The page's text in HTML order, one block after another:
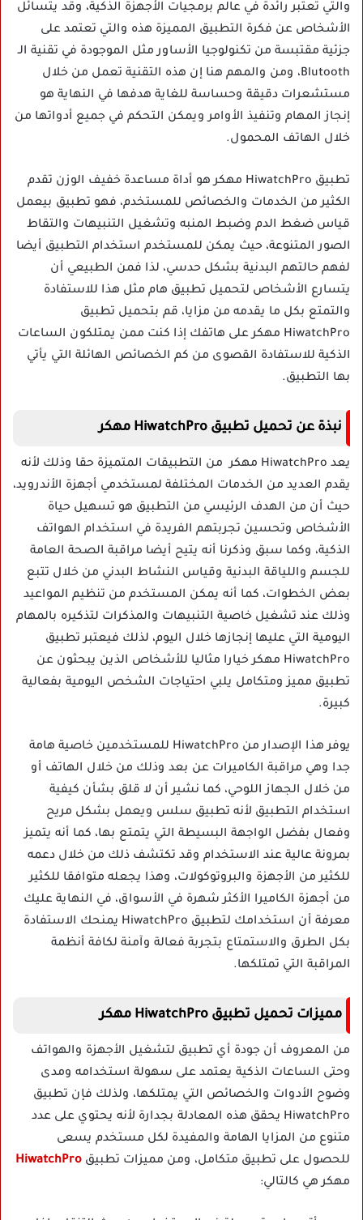
والتي تعتبر رائدة في عالم برمجيات الأجهزة الذكية، وقد يتسائل
الأشخاص عن فكرة التطبيق المميزة هذه والتي تعتمد على
جزئية مقتبسة من تكنولوجيا الأساور مثل الموجودة في تقنية الـ
Blutooth، ومن والمهم هنا إن هذه التقنية تعمل من خلال
مستشعرات دقيقة وحساسة للغاية هدفها في النهاية هو
إنجاز المهام وتنفيذ الأوامر ويمكن التحكم في جميع أدواتها من
خلال الهاتف المحمول.
تطبيق HiwatchPro مهكر هو أداة مساعدة خفيف الوزن تقدم
الكثير من الخدمات والخصائص للمستخدم، فهو تطبيق بيعمل
قياس ضغط الدم وضبط المنبه وتشغيل التنبيهات والتقاط
الصور المتنوعة، حيث يمكن للمستخدم استخدام التطبيق أيضا
لفهم حالتهم البدنية بشكل حدسي، لذا فمن الطبيعي أن
يتسارع الأشخاص لتحميل تطبيق هام مثل هذا للاستفادة
والتمتع بكل ما يقدمه من مزايا، قم بتحميل تطبيق
HiwatchPro مهكر على هاتفك إذا كنت ممن يمتلكون الساعات
الذكية للاستفادة القصوى من كم الخصائص الهائلة التي يأتي
بها التطبيق.
نبذة عن تحميل تطبيق HiwatchPro مهكر
يعد HiwatchPro مهكر من التطبيقات المتميزة حقا وذلك لأنه
يقدم العديد من الخدمات المختلفة لمستخدمي أجهزة الأندرويد،
حيث أن من الهدف الرئيسي من التطبيق هو تسهيل حياة
الأشخاص وتحسين تجربتهم الفريدة في استخدام الهواتف
الذكية، وكما سبق وذكرنا أنه يتيح أيضا مراقبة الصحة العامة
للجسم واللياقة البدنية وقياس النشاط البدني من خلال تتبع
بعض الخطوات، كما أنه يمكن المستخدم من تنظيم المواعيد
وذلك عند تشغيل خاصية التنبيهات والمذكرات لتذكيره بالمهام
اليومية التي عليها إنجازها خلال اليوم، لذلك فيعتبر تطبيق
HiwatchPro مهكر خيارا مثاليا للأشخاص الذين يبحثون عن
تطبيق مميز ومتكامل يلبي احتياجات الشخص اليومية بفعالية
كبيرة.
يوفر هذا الإصدار من HiwatchPro للمستخدمين خاصية هامة
جدا وهي مراقبة الكاميرات عن بعد وذلك من خلال الهاتف أو
من خلال الجهاز اللوحي، كما نشير أن لا قلق بشأن كيفية
استخدام التطبيق لأنه تطبيق سلس ويعمل بشكل مريح
وفعال بفضل الواجهة البسيطة التي يتمتع بها، كما أنه يتميز
بمرونة عالية عند الاستخدام وقد تكتشف ذلك من خلال دعمه
للكثير من الأجهزة والبروتوكولات، وهذا يجعله متوافقا للكثير
من أجهزة الكاميرا الأكثر شهرة في الأسواق، في النهاية عليك
معرفة أن استخدامك لتطبيق HiwatchPro يمنحك الاستفادة
بكل الطرق والاستمتاع بتجربة فعالة وآمنة لكافة أنظمة
المراقبة التي تمتلكها.
مميزات تحميل تطبيق HiwatchPro مهكر
من المعروف أن جودة أي تطبيق لتشغيل الأجهزة والهواتف
وحتى الساعات الذكية يعتمد على سهولة استخدامه ومدى
وضوح الأدوات والخصائص التي يمتلكها، ولذلك فإن تطبيق
HiwatchPro يحقق هذه المعادلة بجدارة لأنه يحتوي على عدد
متنوع من المزايا الهامة والمفيدة لكل مستخدم يسعى
للحصول على تطبيق متكامل، ومن مميزات تطبيق HiwatchPro
مهكر هي كالتالي: